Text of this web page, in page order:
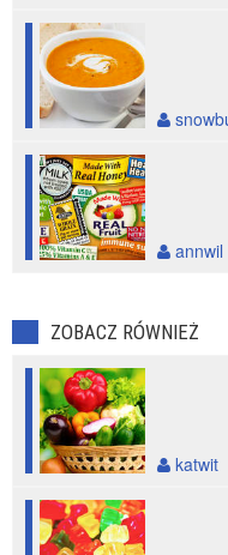
annwil
ZOBACZ RÓWNIEŻ
katwit